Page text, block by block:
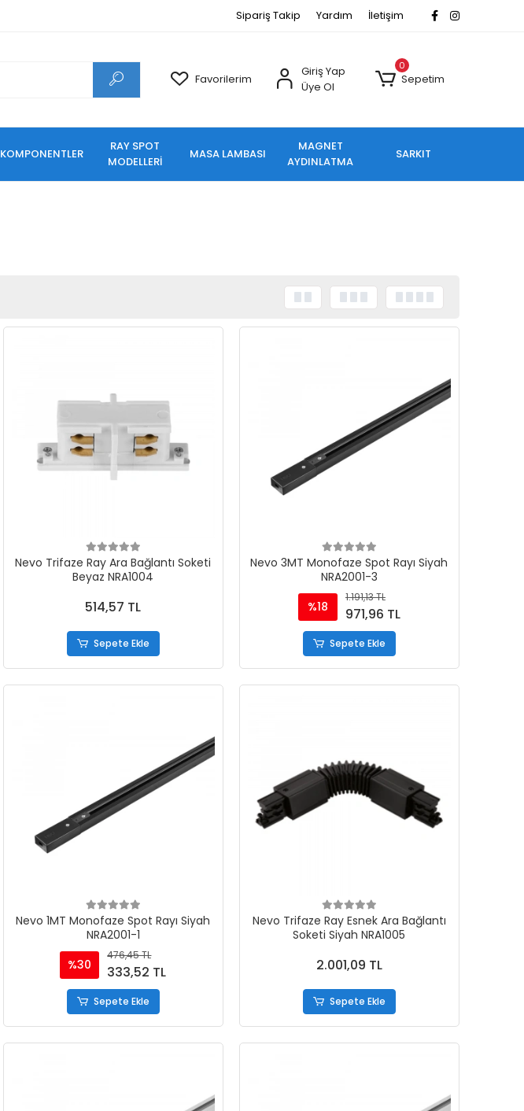
Sipariş Takip Yardım İletişim
Favorilerim
Giriş Yap
Üye Ol
0
Sepetim
KOMPONENTLER
RAY SPOT
MODELLERİ
MASA LAMBASI
MAGNET
AYDINLATMA
SARKIT
Nevo Trifaze Ray Ara Bağlantı Soketi
Beyaz NRA1004
514,57 TL
Sepete Ekle
Nevo 3MT Monofaze Spot Rayı Siyah
NRA2001-3
%18
1.191,13 TL
971,96 TL
Sepete Ekle
Nevo 1MT Monofaze Spot Rayı Siyah
NRA2001-1
%30
476,45 TL
333,52 TL
Sepete Ekle
Nevo Trifaze Ray Esnek Ara Bağlantı
Soketi Siyah NRA1005
2.001,09 TL
Sepete Ekle